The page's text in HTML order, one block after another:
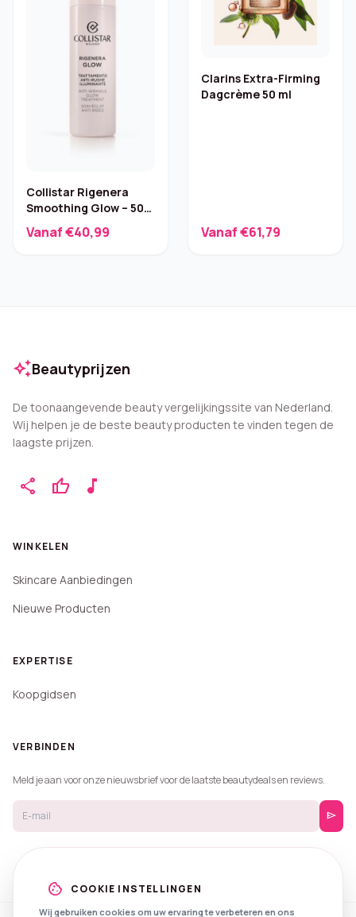
Collistar Rigenera
Smoothing Glow – 50
Vanaf €40,99
Clarins Extra-Firming
Dagcrème 50 ml
Vanaf €61,79
auto_awesomeBeautyprijzen
De toonaangevende beauty vergelijkingssite van Nederland.
Wij helpen je de beste beauty producten te vinden tegen de
laagste prijzen.
share thumb_up music_note
WINKELEN
Skincare Aanbiedingen
Nieuwe Producten
EXPERTISE
Koopgidsen
VERBINDEN
Meld je aan voor onze nieuwsbrief voor de laatste beautydeals en reviews.
send
cookie COOKIE INSTELLINGEN
Wij gebruiken cookies om uw ervaring te verbeteren en ons